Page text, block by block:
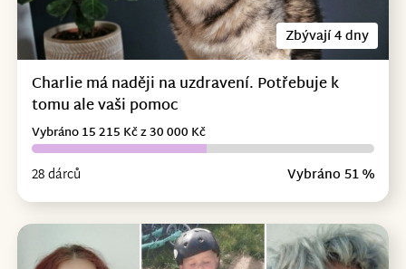
Zbývají 4 dny
Charlie má naději na uzdravení. Potřebuje k
tomu ale vaši pomoc
28 dárců Vybráno 51 %
Vybráno 15 215 Kč z 30 000 Kč